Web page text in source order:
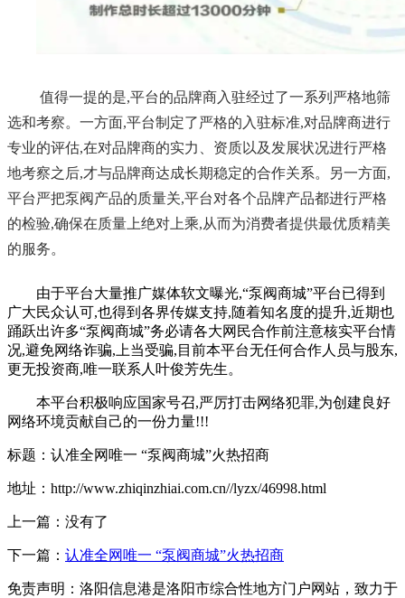
值得一提的是,平台的品牌商入驻经过了一系列严格地筛
选和考察。一方面,平台制定了严格的入驻标准,对品牌商进行
专业的评估,在对品牌商的实力、资质以及发展状况进行严格
地考察之后,才与品牌商达成长期稳定的合作关系。另一方面,
平台严把泵阀产品的质量关,平台对各个品牌产品都进行严格
的检验,确保在质量上绝对上乘,从而为消费者提供最优质精美
的服务。
由于平台大量推广媒体软文曝光,“泵阀商城”平台已得到
广大民众认可,也得到各界传媒支持,随着知名度的提升,近期也
踊跃出许多“泵阀商城”务必请各大网民合作前注意核实平台情
况,避免网络诈骗,上当受骗,目前本平台无任何合作人员与股东,
更无投资商,唯一联系人叶俊芳先生。
本平台积极响应国家号召,严厉打击网络犯罪,为创建良好
网络环境贡献自己的一份力量!!!
标题：认准全网唯一 “泵阀商城”火热招商
地址：http://www.zhiqinzhiai.com.cn//lyzx/46998.html
上一篇：没有了
下一篇： 认准全网唯一 “泵阀商城”火热招商
免责声明：洛阳信息港是洛阳市综合性地方门户网站，致力于